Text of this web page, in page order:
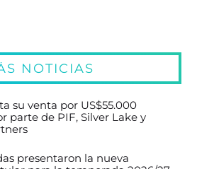
NOTICIAS
su venta por US$55.000
parte de PIF, Silver Lake y
presentaron la nueva